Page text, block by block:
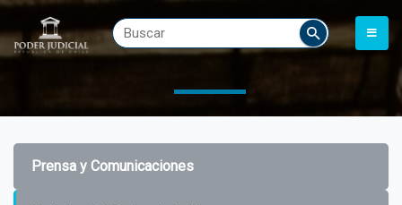
Prensa y Comunicaciones